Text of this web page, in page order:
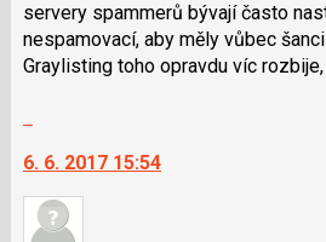
servery spammerů bývají často
nespamovací, aby měly vůbec
Graylisting toho opravdu víc rozbije,
další
nový
názor.
6. 6. 2017 15:54